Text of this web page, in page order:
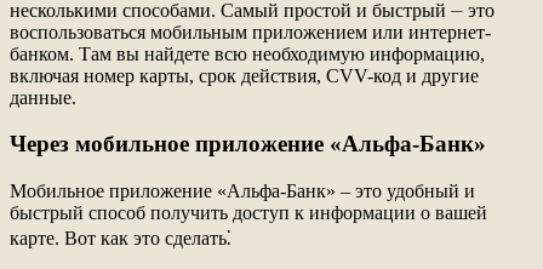
несколькими способами. Самый простой и быстрый ⏤ это
воспользоваться мобильным приложением или интернет-
банком. Там вы найдете всю необходимую информацию,
включая номер карты, срок действия, CVV-код и другие
данные.
Через мобильное приложение «Альфа-Банк»
Мобильное приложение «Альфа-Банк» – это удобный и
быстрый способ получить доступ к информации о вашей
карте. Вот как это сделать⁚